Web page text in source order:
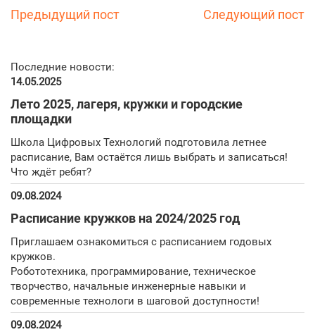
Предыдущий пост Следующий пост
Последние новости:
14.05.2025
Лето 2025, лагеря, кружки и городские
площадки
Школа Цифровых Технологий подготовила летнее
расписание, Вам остаётся лишь выбрать и записаться!
Что ждёт ребят?
09.08.2024
Расписание кружков на 2024/2025 год
Приглашаем ознакомиться с расписанием годовых
кружков.
Робототехника, программирование, техническое
творчество, начальные инженерные навыки и
современные технологи в шаговой доступности!
09.08.2024